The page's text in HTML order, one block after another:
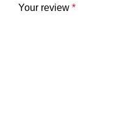
Your review *